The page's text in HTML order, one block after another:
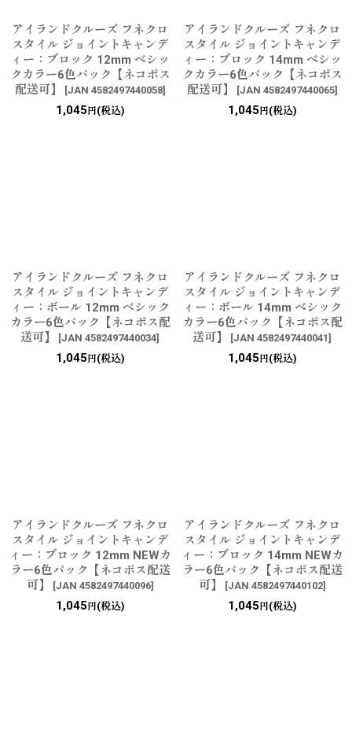
アイランドクルーズ フネクロ
スタイル ジョイントキャンデ
ィー：ブロック 12mm ベシッ
クカラー6色パック【ネコポス
配送可】
[JAN 4582497440058]
1,045 円(税込)
アイランドクルーズ フネクロ
スタイル ジョイントキャンデ
ィー：ブロック 14mm ベシッ
クカラー6色パック【ネコポス
配送可】
[JAN 4582497440065]
1,045 円(税込)
アイランドクルーズ フネクロ
スタイル ジョイントキャンデ
ィー：ボール 12mm ベシック
カラー6色パック【ネコポス配
送可】
[JAN 4582497440034]
1,045 円(税込)
アイランドクルーズ フネクロ
スタイル ジョイントキャンデ
ィー：ボール 14mm ベシック
カラー6色パック【ネコポス配
送可】
[JAN 4582497440041]
1,045 円(税込)
アイランドクルーズ フネクロ
スタイル ジョイントキャンデ
ィー：ブロック 12mm NEWカ
ラー6色パック【ネコポス配送
可】
[JAN 4582497440096]
1,045 円(税込)
アイランドクルーズ フネクロ
スタイル ジョイントキャンデ
ィー：ブロック 14mm NEWカ
ラー6色パック【ネコポス配送
可】
[JAN 4582497440102]
1,045 円(税込)